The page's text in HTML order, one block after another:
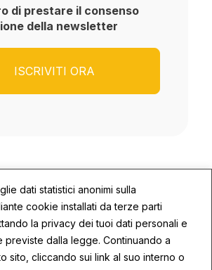
dati statistici anonimi sulla
cookie installati da terze parti
la privacy dei tuoi dati personali e
previste dalla legge. Continuando a
sito, cliccando sui link al suo interno o
di prestare il consenso
della newsletter
02672590409